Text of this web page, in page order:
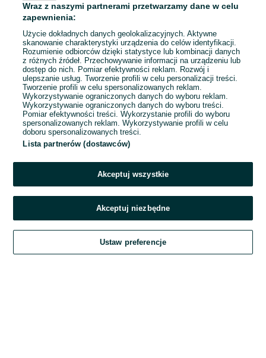
LUB
E-mail
Hasło
Zaloguj się
Kontynuując za pośrednictwem jednego z dostawców wskazanych powyżej,
OLX.pl w jego aktualnym brzmieniu.
Wraz z naszymi partnerami przetwarzamy dane w celu
zapewnienia:
Użycie dokładnych danych geolokalizacyjnych. Aktywne
skanowanie charakterystyki urządzenia do celów identyfikacji.
Rozumienie odbiorców dzięki statystyce lub kombinacji danych
z różnych źródeł. Przechowywanie informacji na urządzeniu lub
dostęp do nich. Pomiar efektywności reklam. Rozwój i
ulepszanie usług. Tworzenie profili w celu personalizacji treści.
Tworzenie profili w celu spersonalizowanych reklam.
Wykorzystywanie ograniczonych danych do wyboru reklam.
Wykorzystywanie ograniczonych danych do wyboru treści.
Pomiar efektywności treści. Wykorzystanie profili do wyboru
spersonalizowanych reklam. Wykorzystywanie profili w celu
doboru spersonalizowanych treści.
Lista partnerów (dostawców)
Akceptuj wszystkie
Akceptuj niezbędne
Ustaw preferencje